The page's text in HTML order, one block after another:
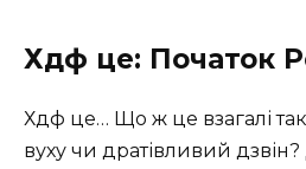
Хдф це: Початок
Хдф це… Що ж це взагалі
вуху чи дратівливий